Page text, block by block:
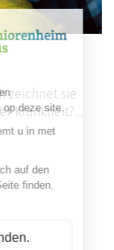
zeichnet sie
Krankheit?